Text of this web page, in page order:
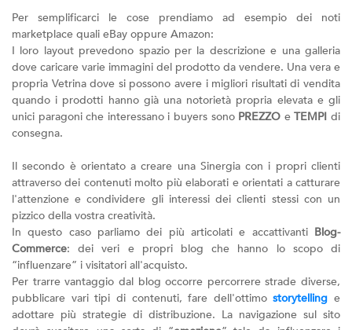
Per semplificarci le cose prendiamo ad esempio dei noti
marketplace quali eBay oppure Amazon:
I loro layout prevedono spazio per la descrizione e una galleria
dove caricare varie immagini del prodotto da vendere. Una vera e
propria Vetrina dove si possono avere i migliori risultati di vendita
quando i prodotti hanno già una notorietà propria elevata e gli
unici paragoni che interessano i buyers sono PREZZO eTEMPI di
consegna.
Il secondo è orientato a creare una Sinergia con i propri clienti
attraverso dei contenuti molto più elaborati e orientati a catturare
l'attenzione e condividere gli interessi dei clienti stessi con un
pizzico della vostra creatività.
In questo caso parliamo dei più articolati e accattivanti Blog-
Commerce: dei veri e propri blog che hanno lo scopo di
“influenzare” i visitatori all'acquisto.
Per trarre vantaggio dal blog occorre percorrere strade diverse,
pubblicare vari tipi di contenuti, fare dell'ottimostorytelling e
adottare più strategie di distribuzione. La navigazione sul sito